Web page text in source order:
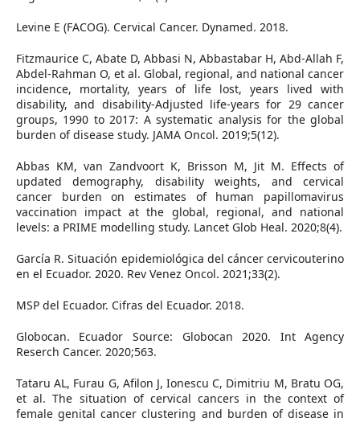
Levine E (FACOG). Cervical Cancer. Dynamed. 2018.
Fitzmaurice C, Abate D, Abbasi N, Abbastabar H, Abd-Allah F,
Abdel-Rahman O, et al. Global, regional, and national cancer
incidence, mortality, years of life lost, years lived with
disability, and disability-Adjusted life-years for 29 cancer
groups, 1990 to 2017: A systematic analysis for the global
burden of disease study. JAMA Oncol. 2019;5(12).
Abbas KM, van Zandvoort K, Brisson M, Jit M. Effects of
updated demography, disability weights, and cervical
cancer burden on estimates of human papillomavirus
vaccination impact at the global, regional, and national
levels: a PRIME modelling study. Lancet Glob Heal. 2020;8(4).
García R. Situación epidemiológica del cáncer cervicouterino
en el Ecuador. 2020. Rev Venez Oncol. 2021;33(2).
MSP del Ecuador. Cifras del Ecuador. 2018.
Globocan. Ecuador Source: Globocan 2020. Int Agency
Reserch Cancer. 2020;563.
Tataru AL, Furau G, Afilon J, Ionescu C, Dimitriu M, Bratu OG,
et al. The situation of cervical cancers in the context of
female genital cancer clustering and burden of disease in